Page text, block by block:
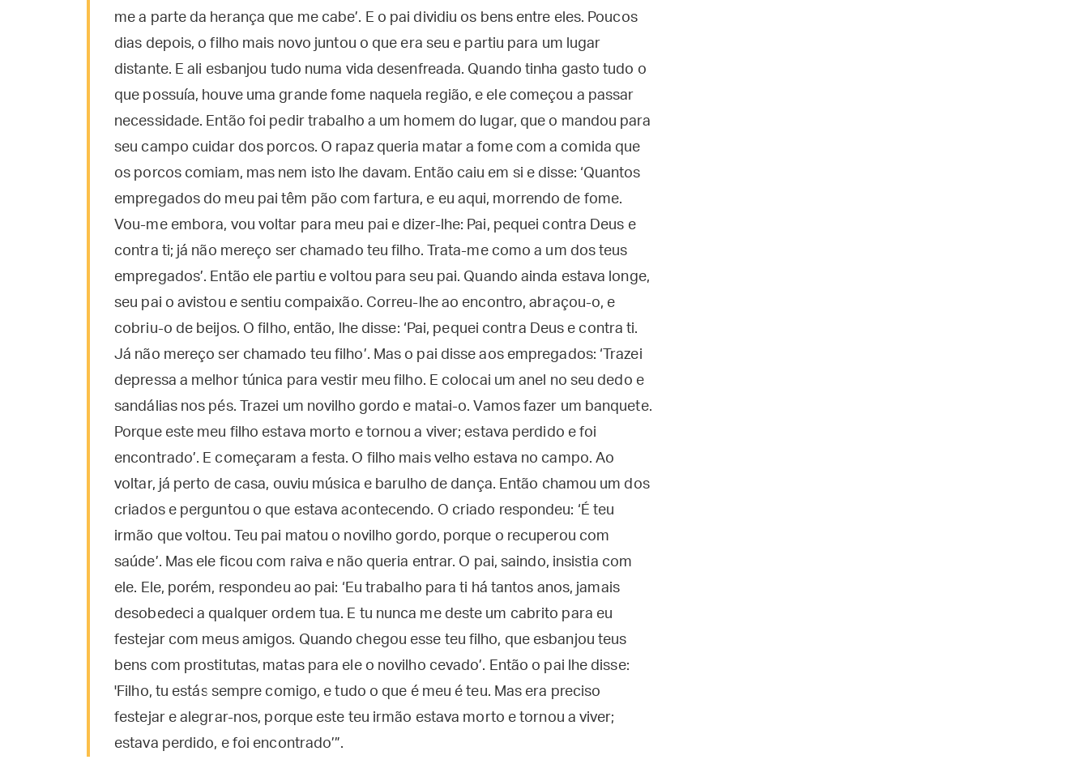
me a parte da herança que me cabe’. E o pai dividiu os bens entre eles. Poucos
dias depois, o filho mais novo juntou o que era seu e partiu para um lugar
distante. E ali esbanjou tudo numa vida desenfreada. Quando tinha gasto tudo o
que possuía, houve uma grande fome naquela região, e ele começou a passar
necessidade. Então foi pedir trabalho a um homem do lugar, que o mandou para
seu campo cuidar dos porcos. O rapaz queria matar a fome com a comida que
os porcos comiam, mas nem isto lhe davam. Então caiu em si e disse: ‘Quantos
empregados do meu pai têm pão com fartura, e eu aqui, morrendo de fome.
Vou-me embora, vou voltar para meu pai e dizer-lhe: Pai, pequei contra Deus e
contra ti; já não mereço ser chamado teu filho. Trata-me como a um dos teus
empregados’. Então ele partiu e voltou para seu pai. Quando ainda estava longe,
seu pai o avistou e sentiu compaixão. Correu-lhe ao encontro, abraçou-o, e
cobriu-o de beijos. O filho, então, lhe disse: ‘Pai, pequei contra Deus e contra ti.
Já não mereço ser chamado teu filho’. Mas o pai disse aos empregados: ‘Trazei
depressa a melhor túnica para vestir meu filho. E colocai um anel no seu dedo e
sandálias nos pés. Trazei um novilho gordo e matai-o. Vamos fazer um banquete.
Porque este meu filho estava morto e tornou a viver; estava perdido e foi
encontrado’. E começaram a festa. O filho mais velho estava no campo. Ao
voltar, já perto de casa, ouviu música e barulho de dança. Então chamou um dos
criados e perguntou o que estava acontecendo. O criado respondeu: ‘É teu
irmão que voltou. Teu pai matou o novilho gordo, porque o recuperou com
saúde’. Mas ele ficou com raiva e não queria entrar. O pai, saindo, insistia com
ele. Ele, porém, respondeu ao pai: ‘Eu trabalho para ti há tantos anos, jamais
desobedeci a qualquer ordem tua. E tu nunca me deste um cabrito para eu
festejar com meus amigos. Quando chegou esse teu filho, que esbanjou teus
bens com prostitutas, matas para ele o novilho cevado’. Então o pai lhe disse:
'Filho, tu estás sempre comigo, e tudo o que é meu é teu. Mas era preciso
festejar e alegrar-nos, porque este teu irmão estava morto e tornou a viver;
estava perdido, e foi encontrado’”.